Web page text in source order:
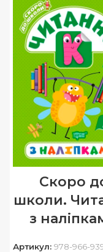
Скоро
школи.
з
Артикул: 978-966-